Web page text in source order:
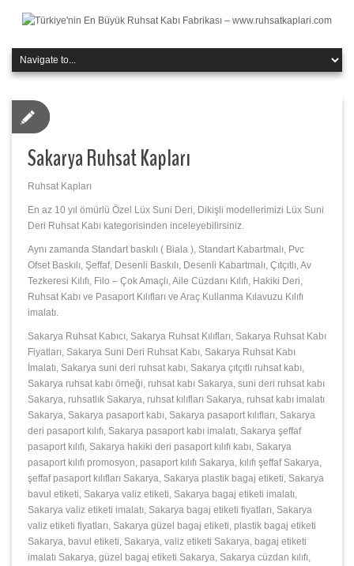
Sakarya Ruhsat Kapları
Ruhsat Kapları
En az 10 yıl ömürlü Özel Lüx Suni Deri, Dikişli modellerimizi Lüx Suni
Deri Ruhsat Kabı kategorisinden inceleyebilirsiniz.
Aynı zamanda Standart baskılı ( Biala ), Standart Kabartmalı, Pvc
Ofset Baskılı, Şeffaf, Desenli Baskılı, Desenli Kabartmalı, Çıtçıtlı, Av
Tezkeresi Kılıfı, Filo – Çok Amaçlı, Aile Cüzdanı Kılıfı, Hakiki Deri,
Ruhsat Kabı ve Pasaport Kılıfları ve Araç Kullanma Kılavuzu Kılıfı
imalatı.
Sakarya Ruhsat Kabıcı, Sakarya Ruhsat Kılıfları, Sakarya Ruhsat Kabı
Fiyatları, Sakarya Suni Deri Ruhsat Kabı, Sakarya Ruhsat Kabı
İmalatı, Sakarya suni deri ruhsat kabı, Sakarya çıtçıtlı ruhsat kabı,
Sakarya ruhsat kabı örneği, ruhsat kabı Sakarya, suni deri ruhsat kabı
Sakarya, ruhsatlık Sakarya, ruhsat kılıfları Sakarya, ruhsat kabı imalatı
Sakarya, Sakarya pasaport kabı, Sakarya pasaport kılıfları, Sakarya
deri pasaport kılıfı, Sakarya pasaport kabı imalatı, Sakarya şeffaf
pasaport kılıfı, Sakarya hakiki deri pasaport kılıfı kabı, Sakarya
pasaport kılıfı promosyon, pasaport kılıfı Sakarya, kılıfı şeffaf Sakarya,
şeffaf pasaport kılıfları Sakarya, Sakarya plastik bagaj etiketi, Sakarya
bavul etiketi, Sakarya valiz etiketi, Sakarya bagaj etiketi imalatı,
Sakarya valiz etiketi imalatı, Sakarya bagaj etiketi fiyatları, Sakarya
valiz etiketi fiyatları, Sakarya güzel bagaj etiketi, plastik bagaj etiketi
Sakarya, bavul etiketi, Sakarya, valiz etiketi Sakarya, bagaj etiketi
imalatı Sakarya, güzel bagaj etiketi Sakarya, Sakarya cüzdan kılıfı,